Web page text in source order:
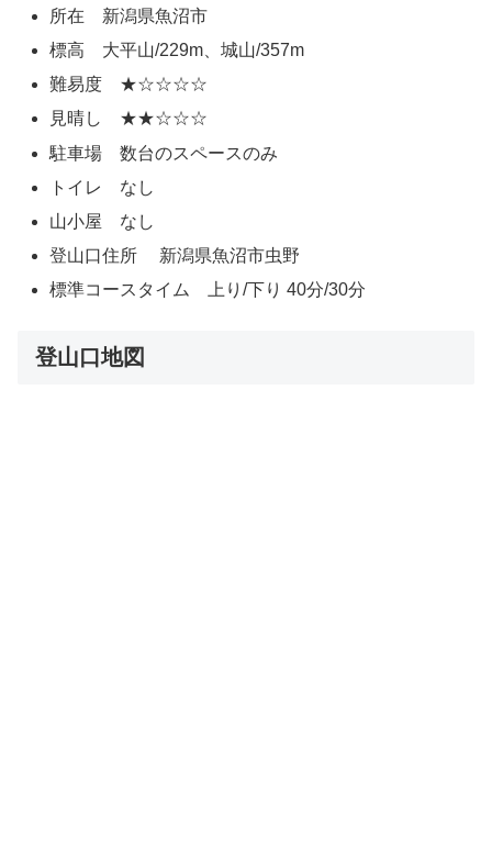
所在 新潟県魚沼市
標高 大平山/229m、城山/357m
難易度 ★☆☆☆☆
見晴し ★★☆☆☆
駐車場 数台のスペースのみ
トイレ なし
山小屋 なし
登山口住所 新潟県魚沼市虫野
標準コースタイム 上り/下り 40分/30分
登山口地図